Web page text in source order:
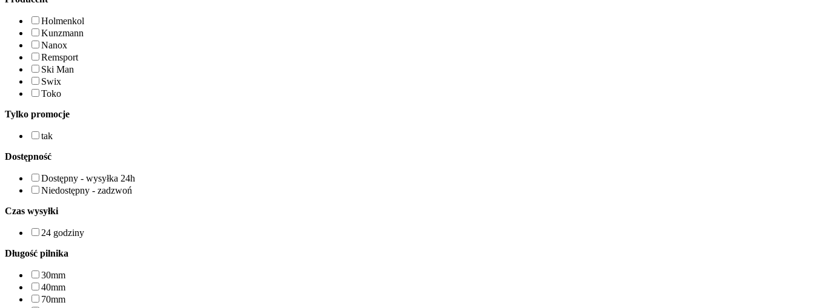
Holmenkol
Kunzmann
Nanox
Remsport
Ski Man
Swix
Toko
Tylko promocje
tak
Dostępność
Dostępny - wysyłka 24h
Niedostępny - zadzwoń
Czas wysyłki
24 godziny
Długość pilnika
30mm
40mm
70mm